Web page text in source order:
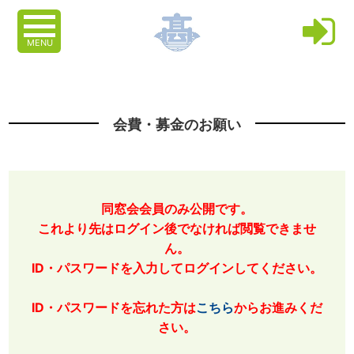
MENU
会費・募金のお願い
同窓会会員のみ公開です。
これより先はログイン後でなければ閲覧できませ
ん。
ID・パスワードを入力してログインしてください。
ID・パスワードを忘れた方はこちらからお進みくだ
さい。